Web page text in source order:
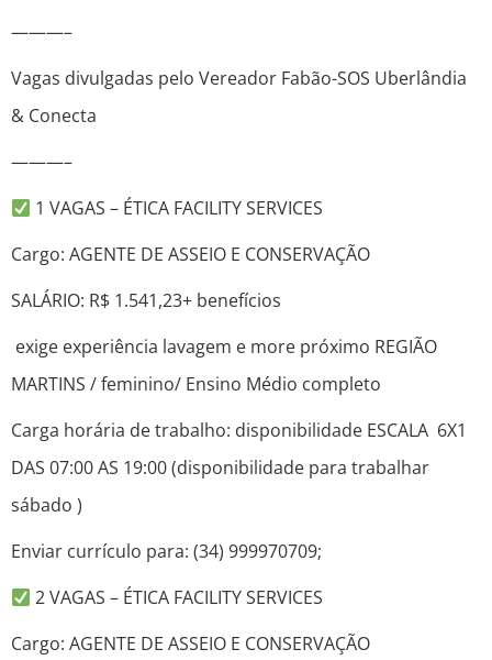
———–
Vagas divulgadas pelo Vereador Fabão-SOS Uberlândia
& Conecta
———–
1 VAGAS – ÉTICA FACILITY SERVICES
Cargo: AGENTE DE ASSEIO E CONSERVAÇÃO
SALÁRIO: R$ 1.541,23+ benefícios
exige experiência lavagem e more próximo REGIÃO
MARTINS / feminino/ Ensino Médio completo
Carga horária de trabalho: disponibilidade ESCALA 6X1
DAS 07:00 AS 19:00 (disponibilidade para trabalhar
sábado )
Enviar currículo para: (34) 999970709;
2 VAGAS – ÉTICA FACILITY SERVICES
Cargo: AGENTE DE ASSEIO E CONSERVAÇÃO